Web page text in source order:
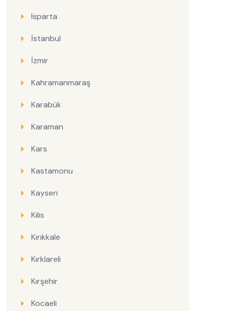
Isparta
İstanbul
İzmir
Kahramanmaraş
Karabük
Karaman
Kars
Kastamonu
Kayseri
Kilis
Kırıkkale
Kırklareli
Kırşehir
Kocaeli